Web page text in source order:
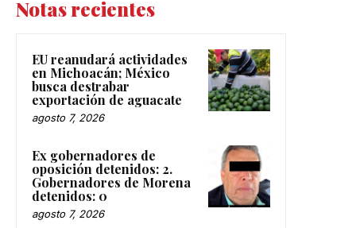
Notas recientes
EU reanudará actividades
en Michoacán; México
busca destrabar
exportación de aguacate
agosto 7, 2026
Ex gobernadores de
oposición detenidos: 2.
Gobernadores de Morena
detenidos: 0
agosto 7, 2026